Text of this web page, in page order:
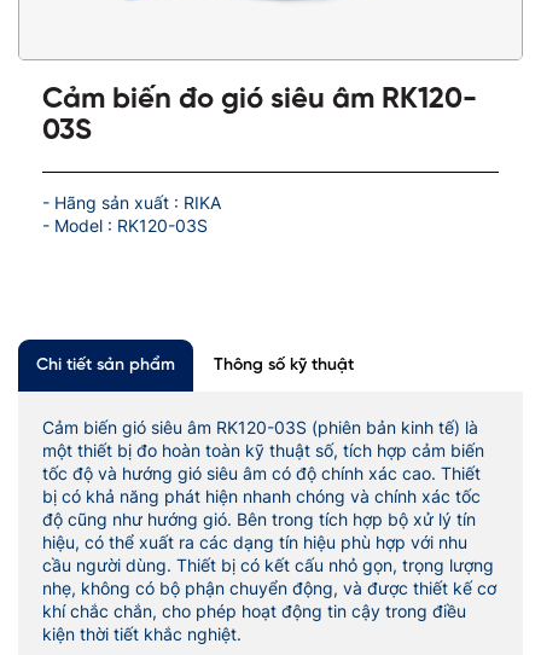
Cảm biến đo gió siêu âm RK120-
03S
- Hãng sản xuất : RIKA
- Model : RK120-03S
Chi tiết sản phẩm Thông số kỹ thuật
Cảm biến gió siêu âm RK120-03S (phiên bản kinh tế) là
một thiết bị đo hoàn toàn kỹ thuật số, tích hợp cảm biến
tốc độ và hướng gió siêu âm có độ chính xác cao. Thiết
bị có khả năng phát hiện nhanh chóng và chính xác tốc
độ cũng như hướng gió. Bên trong tích hợp bộ xử lý tín
hiệu, có thể xuất ra các dạng tín hiệu phù hợp với nhu
cầu người dùng. Thiết bị có kết cấu nhỏ gọn, trọng lượng
nhẹ, không có bộ phận chuyển động, và được thiết kế cơ
khí chắc chắn, cho phép hoạt động tin cậy trong điều
kiện thời tiết khắc nghiệt.